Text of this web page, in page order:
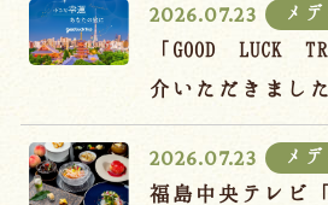
2026.07.23 メ
「GOOD LUCK
介いただきました
2026.07.23 メ
福島中央テレビ
お知らせ よくある
お問い合わせ
予約確認・変更・キャンセ
キャンセルポリシー